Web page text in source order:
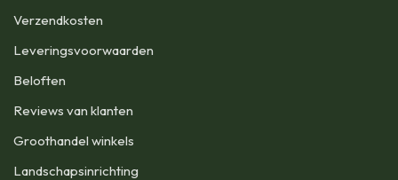
​Verzendkosten
Leveringsvoorwaarden
Beloften
Reviews van klanten
Groothandel winkels
Landschapsinrichting